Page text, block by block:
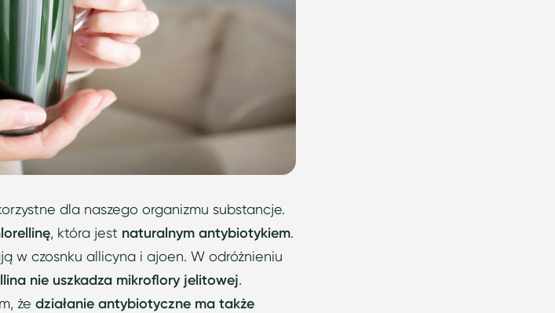
dla naszego organizmu substancje.
, która jest naturalnym antybiotykiem.
w czosnku allicyna i ajoen. W odróżnieniu
nie uszkadza mikroflory jelitowej.
że działanie antybiotyczne ma także